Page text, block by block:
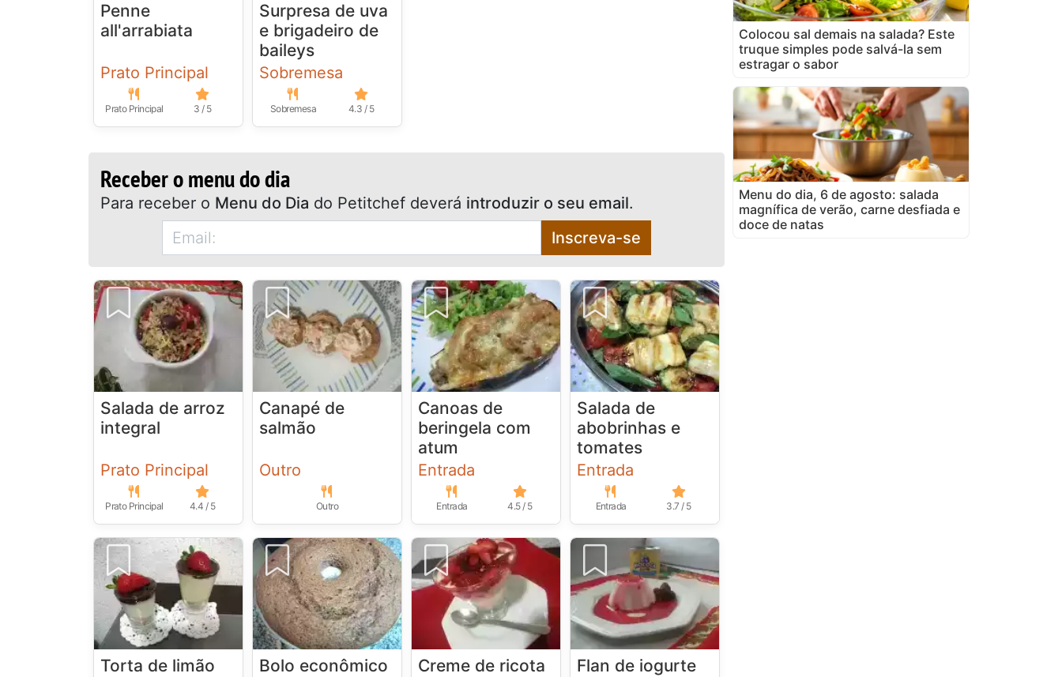
Penne
all'arrabiata
Prato Principal
Prato Principal 3 / 5
Surpresa de uva
e brigadeiro de
baileys
Sobremesa
Sobremesa 4.3 / 5
Receber o menu do dia
Para receber o Menu do Dia do Petitchef deverá introduzir o seu email.
Inscreva-se
Salada de arroz
integral
Prato Principal
Prato Principal 4.4 / 5
Canapé de
salmão
Outro
Outro
Canoas de
beringela com
atum
Entrada
Entrada 4.5 / 5
Salada de
abobrinhas e
tomates
Entrada
Entrada 3.7 / 5
Torta de limão
Bolo econômico
Creme de ricota
Flan de iogurte
Colocou sal demais na salada? Este
truque simples pode salvá-la sem
estragar o sabor
Menu do dia, 6 de agosto: salada
magnífica de verão, carne desfiada e
doce de natas